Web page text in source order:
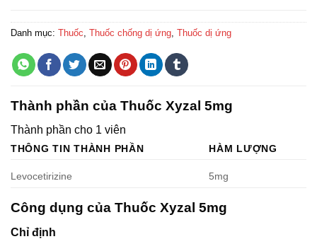
Danh mục: Thuốc Thuốc chống dị ứng Thuốc dị ứng
Thành phần của Thuốc Xyzal 5mg
Thành phần cho 1 viên
THÔNG TIN THÀNH PHẦN HÀM LƯỢNG
Levocetirizine 5mg
Công dụng của Thuốc Xyzal 5mg
Chỉ định